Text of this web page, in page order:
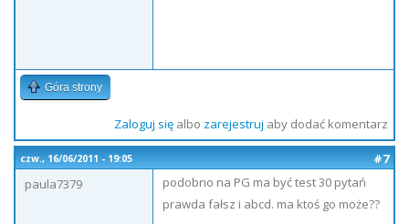
Góra strony
Zaloguj sięalbo zarejestruj aby dodać komentarz
czw., 16/06/2011 - 19:05
#7
paula7379
podobno na PG ma być test 30 pytań
prawda fałsz i abcd. ma ktoś go może??